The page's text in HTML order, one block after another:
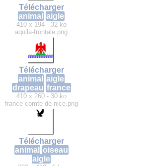
Télécharger
animal aigle
410 x 194 - 32 ko
aquila-frontale.png
Télécharger
animal aigle
drapeau france
410 x 260 - 30 ko
france-comte-de-nice.png
Télécharger
animal oiseau
aigle